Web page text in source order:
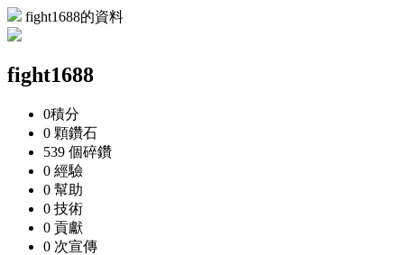
fight1688的資料
fight1688
0積分
0 顆鑽石
539 個碎鑽
0 經驗
0 幫助
0 技術
0 貢獻
0 次宣傳